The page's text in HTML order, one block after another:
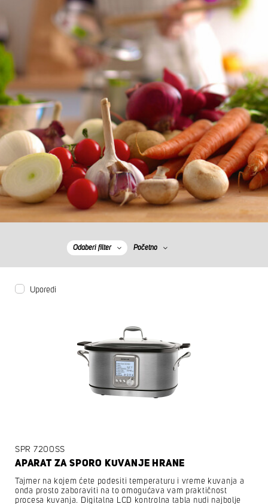
KANCELARIJA I KABLOVI
Odaberi filter Početno
Uporedi
SPR 7200SS
APARAT ZA SPORO KUVANJE HRANE
Tajmer na kojem ćete podesiti temperaturu i vreme kuvanja a
onda prosto zaboraviti na to omogućava vam praktičnost
procesa kuvanja. Digitalna LCD kontrolna tabla nudi najbolje